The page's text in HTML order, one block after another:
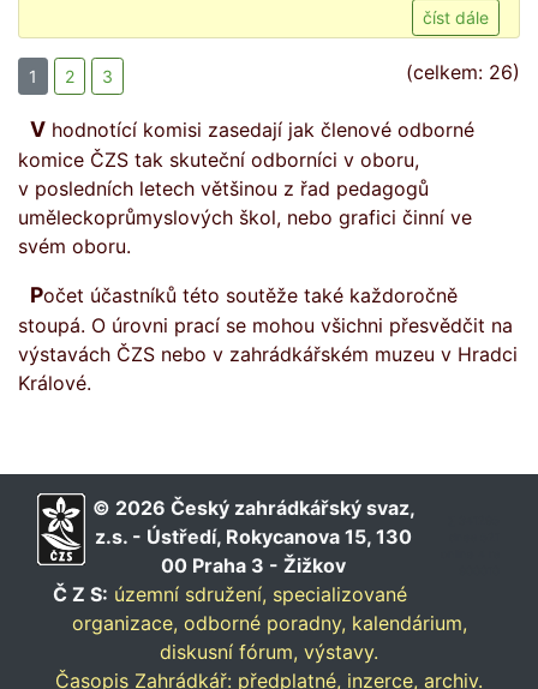
číst dále
1 2 3 (celkem: 26)
V hodnotící komisi zasedají jak členové odborné
komice ČZS tak skuteční odborníci v oboru,
v posledních letech většinou z řad pedagogů
uměleckoprůmyslových škol, nebo grafici činní ve
svém oboru.
Počet účastníků této soutěže také každoročně
stoupá. O úrovni prací se mohou všichni přesvědčit na
výstavách ČZS nebo v zahrádkářském muzeu v Hradci
Králové.
© 2026 Český zahrádkářský svaz,
z.s. - Ústředí, Rokycanova 15, 130
00 Praha 3 - Žižkov
Č Z S: územní sdružení, specializované
organizace, odborné poradny, kalendárium,
diskusní fórum, výstavy.
Časopis Zahrádkář: předplatné, inzerce, archiv.